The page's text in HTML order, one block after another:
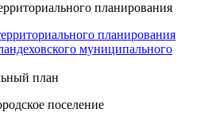
планирования
планирования
муниципального
план
поселение